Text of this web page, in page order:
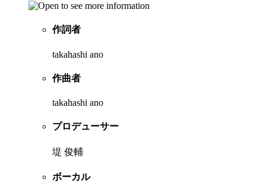
作詞者
takahashi ano
作曲者
takahashi ano
プロデューサー
堤 俊輔
ボーカル